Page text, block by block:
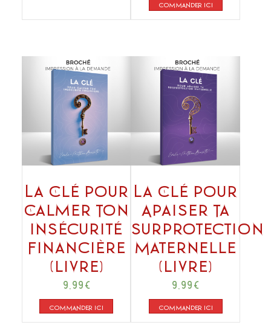
COMMANDER ICI
La Clé pour
Calmer Ton
Insécurité
Financière
(livre)
9,99 €
COMMANDER ICI
La Clé pour
Apaiser Ta
Surprotection
Maternelle
(livre)
9,99 €
COMMANDER ICI